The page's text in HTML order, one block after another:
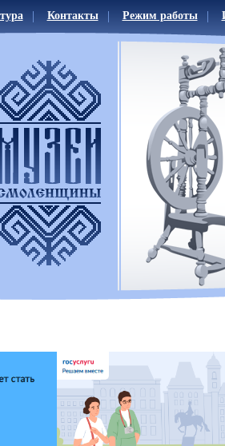
Контакты Режим работы